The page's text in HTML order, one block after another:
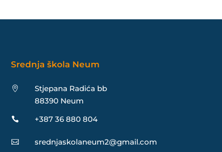
Srednja škola Neum

Stjepana Radića bb
88390 Neum
 +387 36 880 804
 srednjaskolaneum2@gmail.com